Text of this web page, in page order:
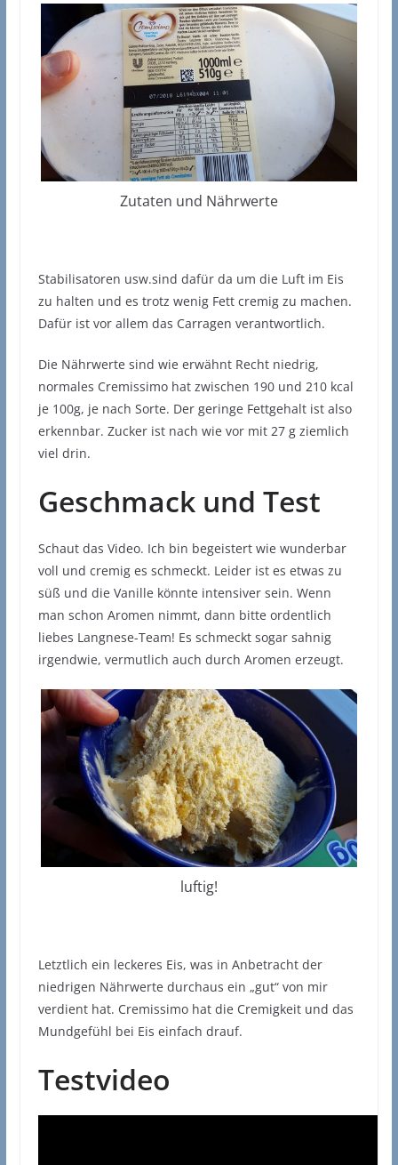
Zutaten und Nährwerte
Stabilisatoren usw.sind dafür da um die Luft im Eis
zu halten und es trotz wenig Fett cremig zu machen.
Dafür ist vor allem das Carragen verantwortlich.
Die Nährwerte sind wie erwähnt Recht niedrig,
normales Cremissimo hat zwischen 190 und 210 kcal
je 100g, je nach Sorte. Der geringe Fettgehalt ist also
erkennbar. Zucker ist nach wie vor mit 27 g ziemlich
viel drin.
Geschmack und Test
Schaut das Video. Ich bin begeistert wie wunderbar
voll und cremig es schmeckt. Leider ist es etwas zu
süß und die Vanille könnte intensiver sein. Wenn
man schon Aromen nimmt, dann bitte ordentlich
liebes Langnese-Team! Es schmeckt sogar sahnig
irgendwie, vermutlich auch durch Aromen erzeugt.
luftig!
Letztlich ein leckeres Eis, was in Anbetracht der
niedrigen Nährwerte durchaus ein „gut“ von mir
verdient hat. Cremissimo hat die Cremigkeit und das
Mundgefühl bei Eis einfach drauf.
Testvideo